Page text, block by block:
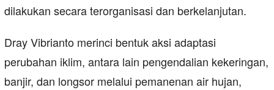
dilakukan secara terorganisasi dan berkelanjutan.
Dray Vibrianto merinci bentuk aksi adaptasi
perubahan iklim, antara lain pengendalian kekeringan,
banjir, dan longsor melalui pemanenan air hujan,